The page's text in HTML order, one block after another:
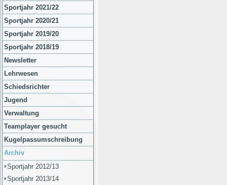
Sportjahr 2021/22
Sportjahr 2020/21
Sportjahr 2019/20
Sportjahr 2018/19
Newsletter
Lehrwesen
Schiedsrichter
Jugend
Verwaltung
Teamplayer gesucht
Kugelpassumschreibung
Archiv
Sportjahr 2012/13
Sportjahr 2013/14